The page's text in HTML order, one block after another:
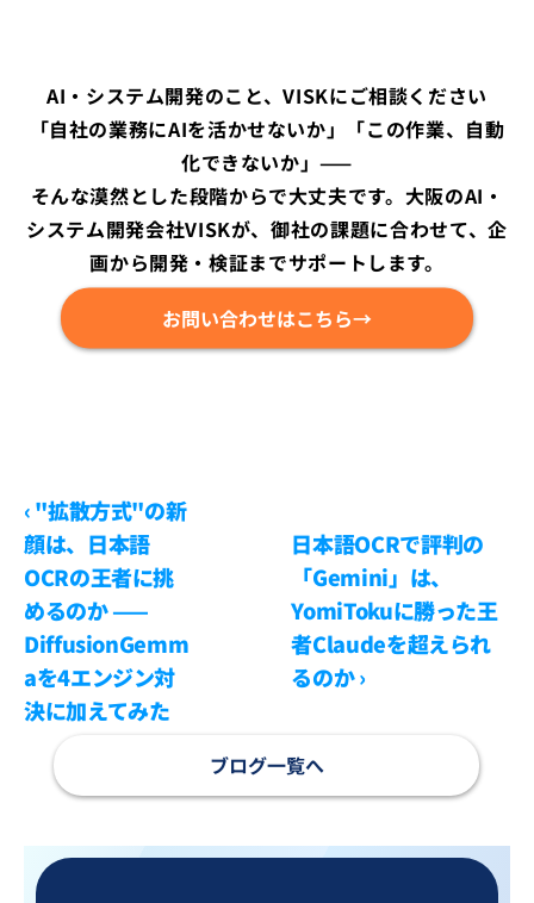
AI・システム開発のこと、VISKにご相談ください
「自社の業務にAIを活かせないか」「この作業、自動
化できないか」——
そんな漠然とした段階からで大丈夫です。大阪のAI・
システム開発会社VISKが、御社の課題に合わせて、企
画から開発・検証までサポートします。
お問い合わせはこちら→
‹ "拡散方式"の新
顔は、日本語
OCRの王者に挑
めるのか ——
DiffusionGemm
aを4エンジン対
決に加えてみた
日本語OCRで評判の
「Gemini」は、
YomiTokuに勝った王
者Claudeを超えられ
るのか ›
ブログ一覧へ